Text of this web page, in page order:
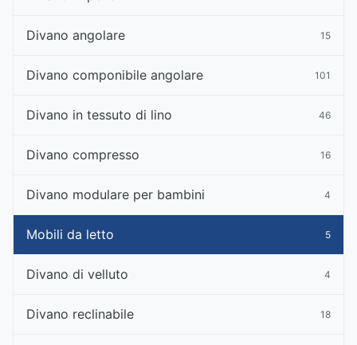
Divano angolare 15
Divano componibile angolare 101
Divano in tessuto di lino 46
Divano compresso 16
Divano modulare per bambini 4
Mobili da letto 5
Divano di velluto 4
Divano reclinabile 18